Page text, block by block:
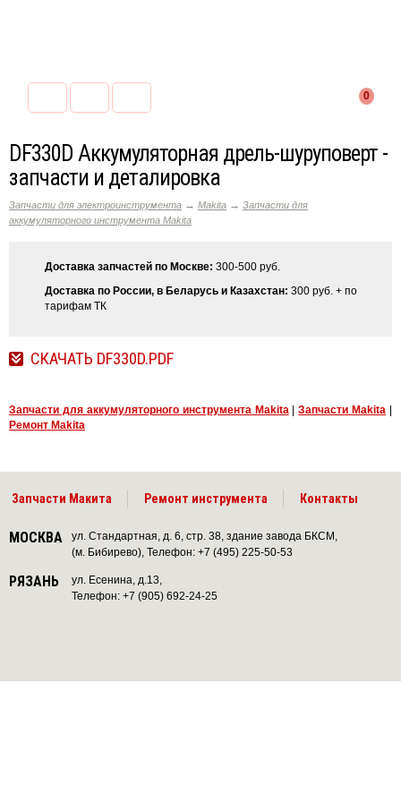
0
DF330D Аккумуляторная дрель-шуруповерт -
запчасти и деталировка
Запчасти для электроинструмента → Makita → Запчасти для
аккумуляторного инструмента Makita
Доставка запчастей по Москве: 300-500 руб.
Доставка по России, в Беларусь и Казахстан: 300 руб. + по
тарифам ТК
СКАЧАТЬ DF330D.PDF
Запчасти для аккумуляторного инструмента Makita|Запчасти Makita
Ремонт Makita
Запчасти Макита Ремонт инструмента Контакты
МОСКВА
ул. Стандартная, д. 6, стр. 38, здание завода БКСМ,
(м. Бибирево), Телефон: +7 (495) 225-50-53
РЯЗАНЬ
ул. Есенина, д.13,
Телефон: +7 (905) 692-24-25